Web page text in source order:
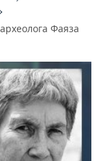
Фаяза